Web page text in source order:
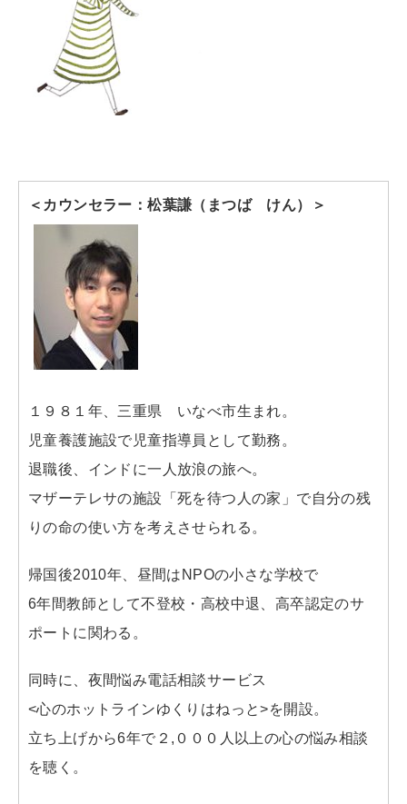
＜カウンセラー：松葉謙（まつば けん）＞
１９８１年、三重県 いなべ市生まれ。
児童養護施設で児童指導員として勤務。
退職後、インドに一人放浪の旅へ。
マザーテレサの施設「死を待つ人の家」で自分の残
りの命の使い方を考えさせられる。
帰国後2010年、昼間はNPOの小さな学校で
6年間教師として不登校・高校中退、高卒認定のサ
ポートに関わる。
同時に、夜間悩み電話相談サービス
<心のホットラインゆくりはねっと>を開設。
立ち上げから6年で２,０００人以上の心の悩み相談
を聴く。